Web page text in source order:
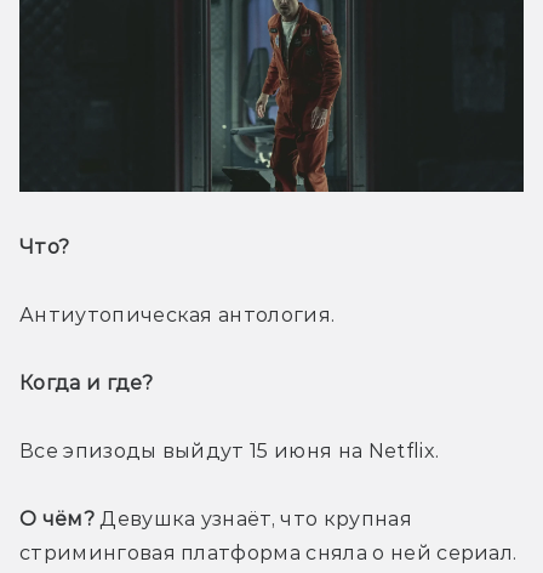
Что?
Антиутопическая антология.
Когда и где?
Все эпизоды выйдут 15 июня на Netflix.
О чём? Девушка узнаёт, что крупная
стриминговая платформа сняла о ней сериал.